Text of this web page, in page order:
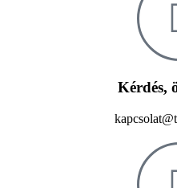
Kérdés,